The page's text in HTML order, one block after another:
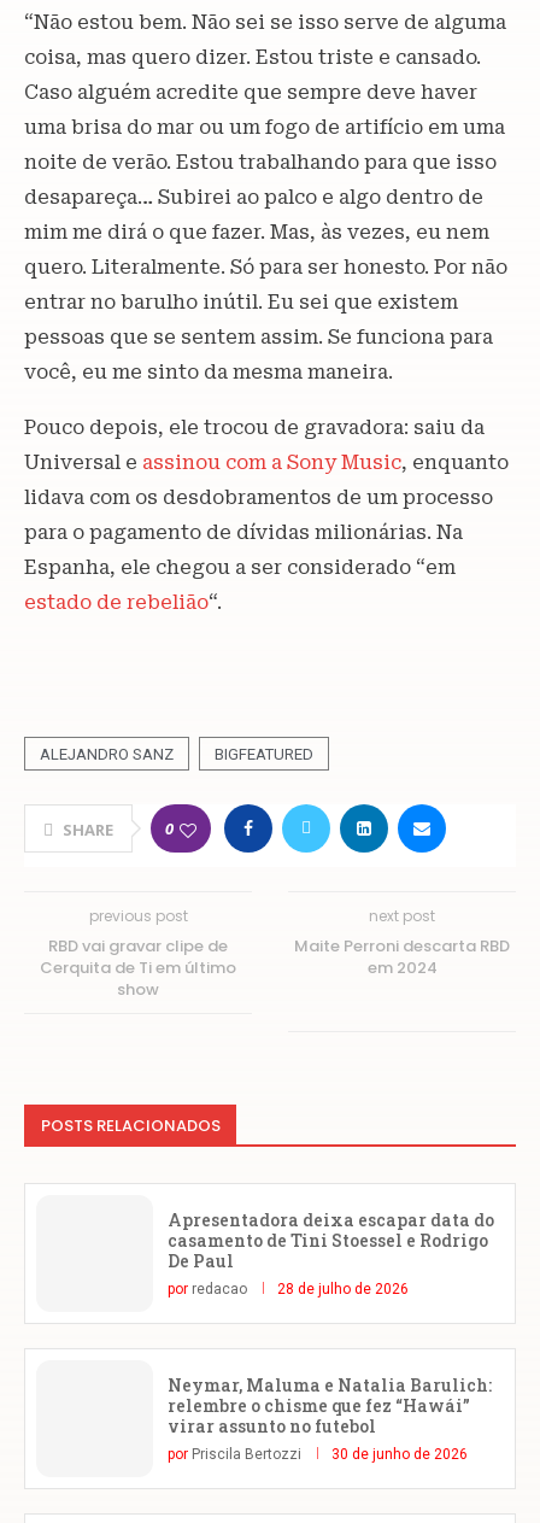
“Não estou bem. Não sei se isso serve de alguma
coisa, mas quero dizer. Estou triste e cansado.
Caso alguém acredite que sempre deve haver
uma brisa do mar ou um fogo de artifício em uma
noite de verão. Estou trabalhando para que isso
desapareça… Subirei ao palco e algo dentro de
mim me dirá o que fazer. Mas, às vezes, eu nem
quero. Literalmente. Só para ser honesto. Por não
entrar no barulho inútil. Eu sei que existem
pessoas que se sentem assim. Se funciona para
você, eu me sinto da mesma maneira.
Pouco depois, ele trocou de gravadora: saiu da
Universal e assinou com a Sony Music, enquanto
lidava com os desdobramentos de um processo
para o pagamento de dívidas milionárias. Na
Espanha, ele chegou a ser considerado “em
estado de rebelião“.
ALEJANDRO SANZ BIGFEATURED
SHARE 0
previous post
RBD vai gravar clipe de
Cerquita de Ti em último
show
next post
Maite Perroni descarta RBD
em 2024
POSTS RELACIONADOS
Apresentadora deixa escapar data do
casamento de Tini Stoessel e Rodrigo
De Paul
por redacao 28 de julho de 2026
Neymar, Maluma e Natalia Barulich:
relembre o chisme que fez “Hawái”
virar assunto no futebol
por Priscila Bertozzi 30 de junho de 2026